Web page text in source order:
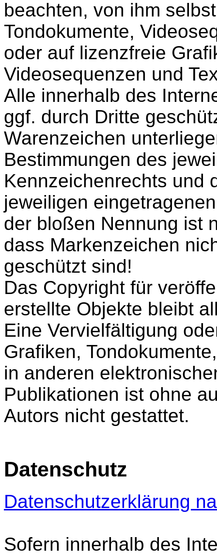
beachten, von ihm
Tondokumente,
oder auf lizenzfreie
Videosequenzen und
Alle innerhalb des
ggf. durch Dritte
Warenzeichen
Bestimmungen des
Kennzeichenrechts und
jeweiligen
der bloßen Nennung ist
dass Markenzeichen
geschützt sind!
Das Copyright für
erstellte Objekte bleibt
Eine Vervielfältigung
Grafiken,
in anderen
Publikationen ist ohne
Autors nicht gestattet.
Datenschutz
Datenschutzerklärung
Sofern innerhalb des